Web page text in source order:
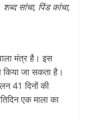
सांचा, पिंड कांचा,
मंत्र है। इस
जा सकता है।
41 दिनों की
एक माला का